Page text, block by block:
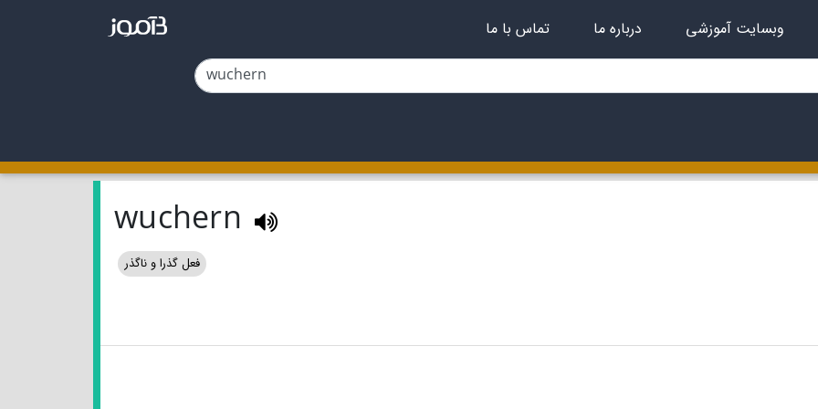
وبسایت آموزشی درباره ما تماس با ما
wuchern
فعل گذرا و ناگذر